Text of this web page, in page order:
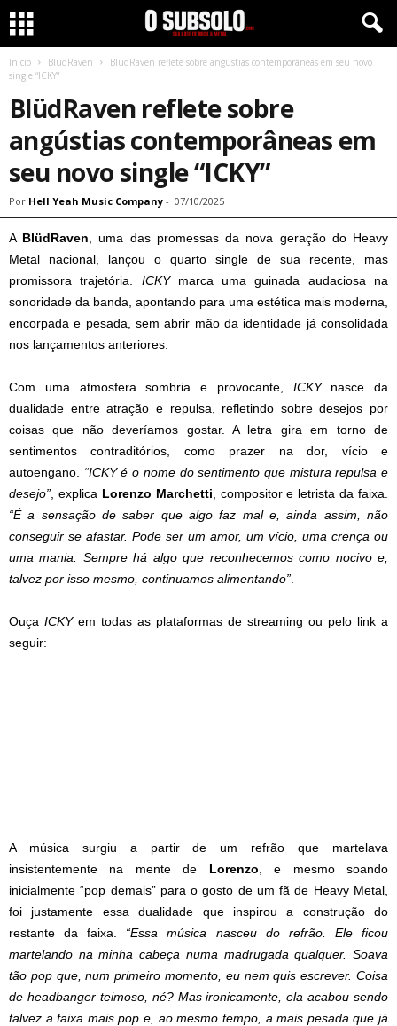
Início BlüdRaven
BlüdRaven reflete sobre angústias contemporâneas em seu novo
single “ICKY”
BlüdRaven reflete sobre
angústias contemporâneas em
seu novo single “ICKY”
Por Hell Yeah Music Company - 07/10/2025
A BlüdRaven , uma das promessas da nova geração do Heavy
Metal nacional, lançou o quarto single de sua recente, mas
promissora trajetória. ICKYmarca uma guinada audaciosa na
sonoridade da banda, apontando para uma estética mais moderna,
encorpada e pesada, sem abrir mão da identidade já consolidada
nos lançamentos anteriores.
Com uma atmosfera sombria e provocante, ICKYnasce da
dualidade entre atração e repulsa, refletindo sobre desejos por
coisas que não deveríamos gostar. A letra gira em torno de
sentimentos contraditórios, como prazer na dor, vício e
autoengano. “ICKY é o nome do sentimento que mistura repulsa e
desejo” , explica Lorenzo Marchetti , compositor e letrista da faixa.
“É a sensação de saber que algo faz mal e, ainda assim, não
conseguir se afastar. Pode ser um amor, um vício, uma crença ou
uma mania. Sempre há algo que reconhecemos como nocivo e,
talvez por isso mesmo, continuamos alimentando”
Ouça ICKYem todas as plataformas de streaming ou pelo link a
seguir:
A música surgiu a partir de um refrão que martelava
insistentemente na mente de Lorenzo , e mesmo soando
inicialmente “pop demais” para o gosto de um fã de Heavy Metal,
foi justamente essa dualidade que inspirou a construção do
restante da faixa. “Essa música nasceu do refrão. Ele ficou
martelando na minha cabeça numa madrugada qualquer. Soava
tão pop que, num primeiro momento, eu nem quis escrever. Coisa
de headbanger teimoso, né? Mas ironicamente, ela acabou sendo
talvez a faixa mais pop e, ao mesmo tempo, a mais pesada que já